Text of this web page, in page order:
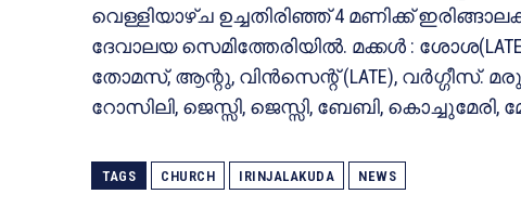
വെള്ളിയാഴ്ച ഉച്ചതിരിഞ്ഞ് 4 മണിക്ക്
ദേവാലയ സെമിത്തേരിയില്‍. മക്കള്‍ :
തോമസ്, ആന്റു, വിന്‍സെന്റ് (LATE), വര്‍ഗ്ഗീസ്.
റോസിലി, ജെസ്സി, ജെസ്സി, ബേബി, കൊച്ചുമേരി,
TAGS CHURCH IRINJALAKUDA NEWS